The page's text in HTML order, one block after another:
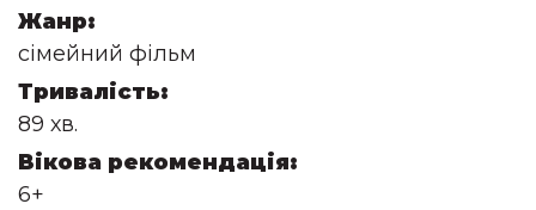
Жанр:
сімейний фільм
Тривалість:
89 хв.
Вікова рекомендація:
6+